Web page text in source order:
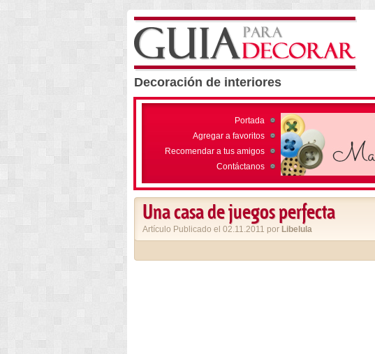
Decoración de interiores
Portada
Agregar a favoritos
Recomendar a tus amigos
Contáctanos
Una casa de juegos perfecta
Artículo Publicado el 02.11.2011 por Libelula